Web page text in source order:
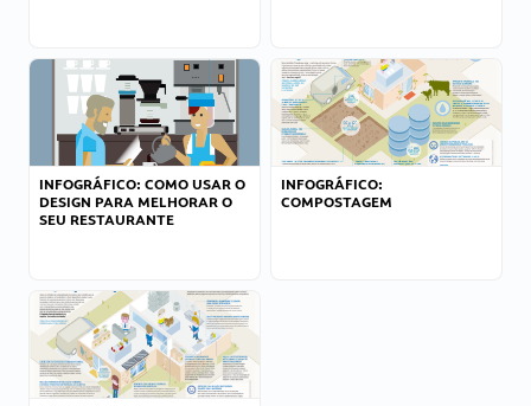
INFOGRÁFICO: COMO USAR O
DESIGN PARA MELHORAR O
SEU RESTAURANTE
INFOGRÁFICO:
COMPOSTAGEM